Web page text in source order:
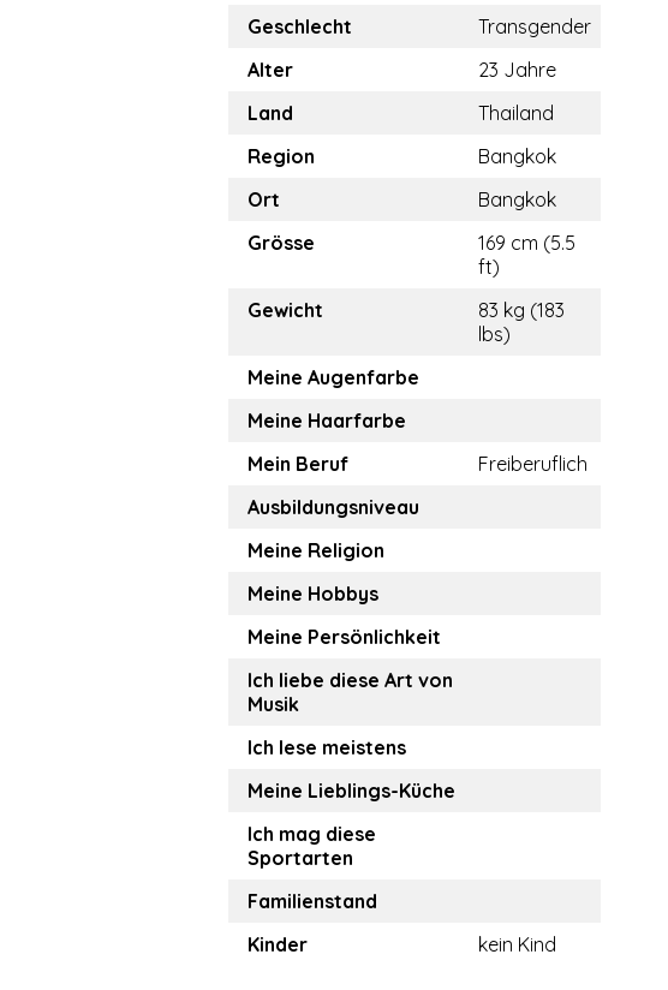
Geschlecht
Transgender
Alter
23 Jahre
Land
Thailand
Region
Bangkok
Ort
Bangkok
Grösse
169 cm (5.5
ft)
Gewicht
83 kg (183
lbs)
Meine Augenfarbe
Meine Haarfarbe
Mein Beruf
Freiberuflich
Ausbildungsniveau
Meine Religion
Meine Hobbys
Meine Persönlichkeit
Ich liebe diese Art von
Musik
Ich lese meistens
Meine Lieblings-Küche
Ich mag diese
Sportarten
Familienstand
Kinder
kein Kind